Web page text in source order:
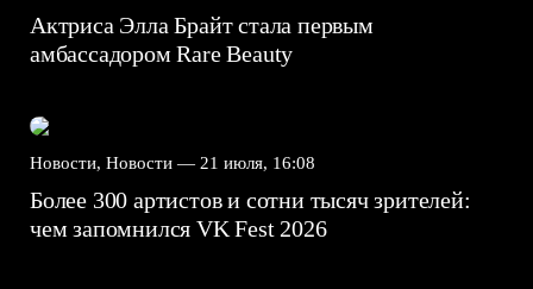
Актриса Элла Брайт стала первым
амбассадором Rare Beauty
Новости, Новости — 21 июля, 16:08
Более 300 артистов и сотни тысяч зрителей:
чем запомнился VK Fest 2026